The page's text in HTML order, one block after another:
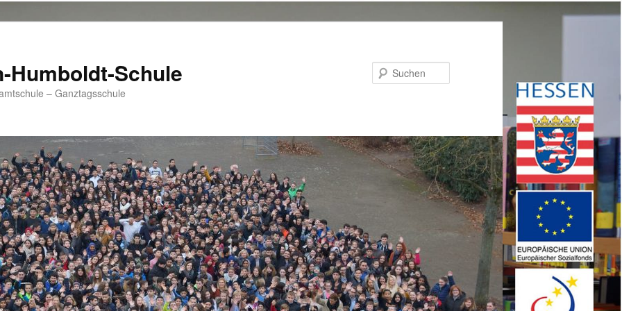
Humboldt-Schule
– Ganztagsschule